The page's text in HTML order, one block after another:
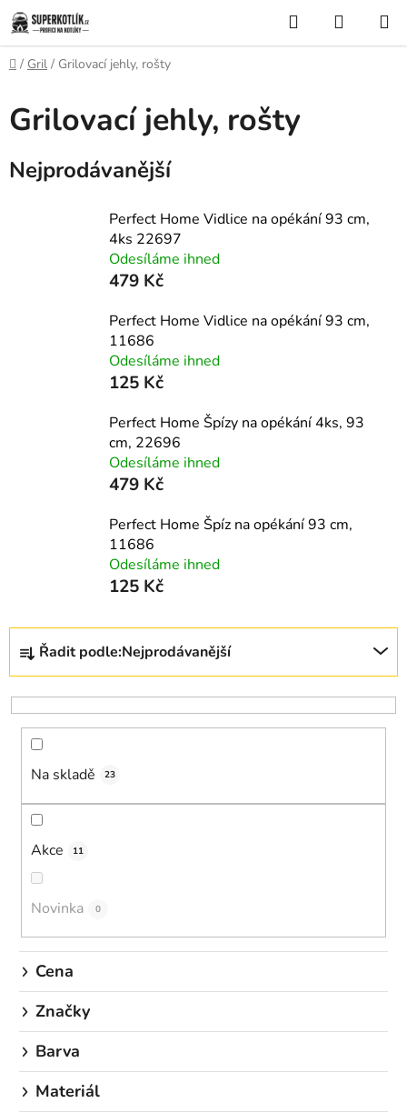
Přejít
na
obsah
Hledat
KOŠÍK
Domů
/ Gril / Grilovací jehly, rošty
Grilovací jehly, rošty
Nejprodávanější
Perfect Home Vidlice na opékání 93 cm,
4ks 22697
Odesíláme ihned
479 Kč
Perfect Home Vidlice na opékání 93 cm,
11686
Odesíláme ihned
125 Kč
Perfect Home Špízy na opékání 4ks, 93
cm, 22696
Odesíláme ihned
479 Kč
Perfect Home Špíz na opékání 93 cm,
11686
Odesíláme ihned
125 Kč
Ř
z
e
ů
Řadit podle:Nejprodávanější
Na skladě 23
Akce 11
Novinka 0
Cena
Značky
Barva
Materiál